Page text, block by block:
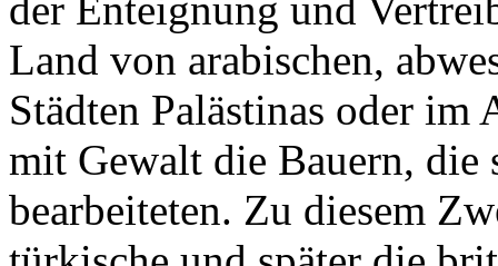
Land von arabischen,
Städten Palästinas oder
mit Gewalt die Bauern, die
bearbeiteten. Zu diesem